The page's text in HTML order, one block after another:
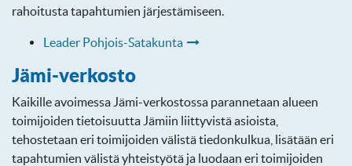
rahoitusta tapahtumien järjestämiseen.
Leader Pohjois-Satakunta
Jämi-verkosto
Kaikille avoimessa Jämi-verkostossa parannetaan alueen
toimijoiden tietoisuutta Jämiin liittyvistä asioista,
tehostetaan eri toimijoiden välistä tiedonkulkua, lisätään eri
tapahtumien välistä yhteistyötä ja luodaan eri toimijoiden